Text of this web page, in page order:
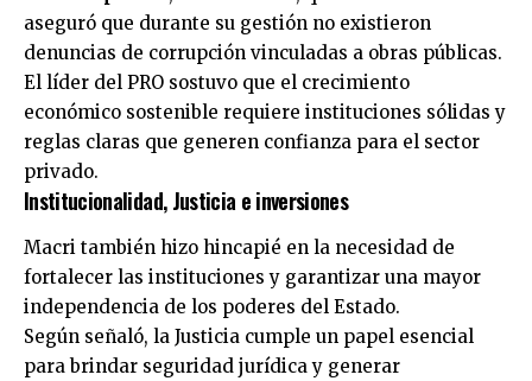
aseguró que durante su gestión no existieron
denuncias de corrupción vinculadas a obras públicas.
El líder del PRO sostuvo que el crecimiento
económico sostenible requiere instituciones sólidas y
reglas claras que generen confianza para el sector
privado.
Institucionalidad, Justicia e inversiones
Macri también hizo hincapié en la necesidad de
fortalecer las instituciones y garantizar una mayor
independencia de los poderes del Estado.
Según señaló, la Justicia cumple un papel esencial
para brindar seguridad jurídica y generar